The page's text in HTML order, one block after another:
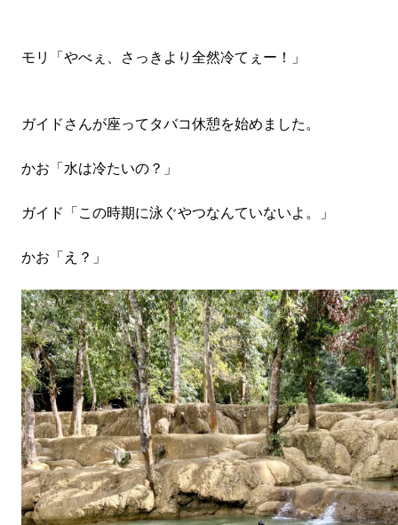
モリ「やべぇ、さっきより全然冷てぇー！」
ガイドさんが座ってタバコ休憩を始めました。
かお「水は冷たいの？」
ガイド「この時期に泳ぐやつなんていないよ。」
かお「え？」